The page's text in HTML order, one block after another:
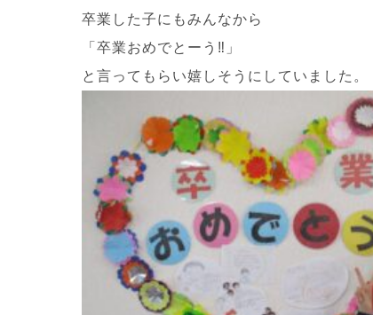
卒業した子にもみんなから
「卒業おめでとーう‼」
と言ってもらい嬉しそうにしていました。